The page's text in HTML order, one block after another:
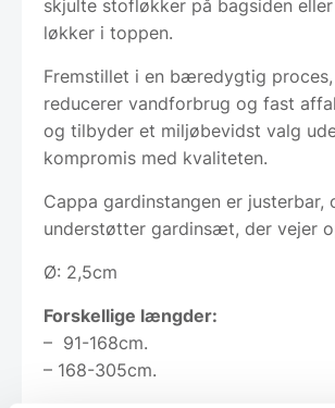
skjulte stofløkker på bagsiden
løkker i toppen.
Fremstillet i en bæredygtig
reducerer vandforbrug og fast
og tilbyder et miljøbevidst valg
kompromis med kvaliteten.
Cappa gardinstangen er justerbar,
understøtter gardinsæt, der vejer
Ø: 2,5cm
Forskellige længder:
– 91-168cm.
– 168-305cm.